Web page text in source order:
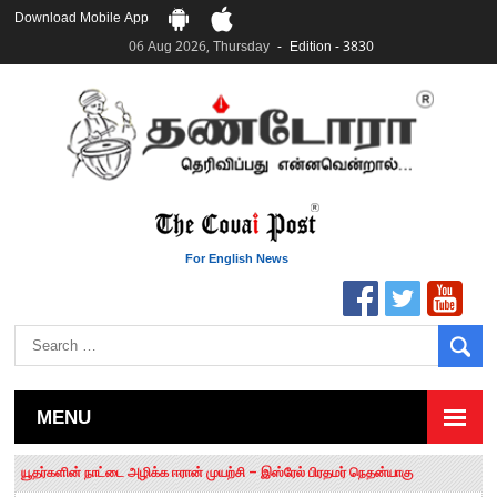
Download Mobile App
06 Aug 2026, Thursday
Edition - 3830
For English News
MENU
தமிழக சட்டப்பேரவையில் காலியிடங்கள் 6 ஆக உயர்வு
யூதர்களின் நாட்டை அழிக்க ஈரான் முயற்சி – இஸ்ரேல் பிரதமர் நெதன்யாகு
“மக்களால் நிராகரிக்கப்பட்டவர் ஸ்டாலின்!” – செங்கோட்டையன்